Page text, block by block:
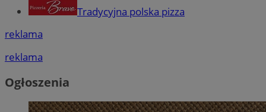
Tradycyjna polska pizza
reklama
reklama
Ogłoszenia